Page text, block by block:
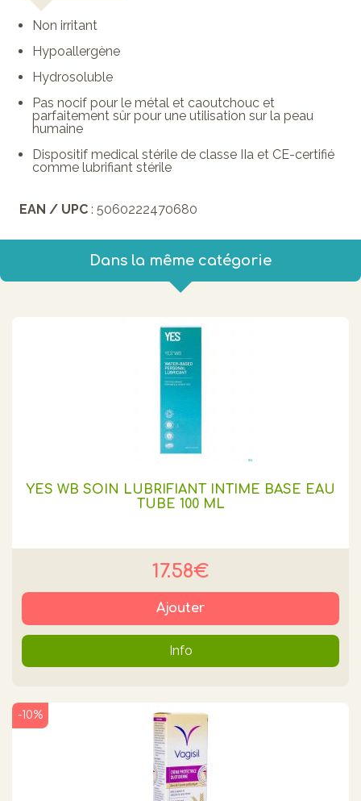
Non irritant
Hypoallergène
Hydrosoluble
Pas nocif pour le métal et caoutchouc et
parfaitement sûr pour une utilisation sur la peau
humaine
Dispositif medical stérile de classe IIa et CE-certifié
comme lubrifiant stérile
EAN / UPC : 5060222470680
Dans la même catégorie
YES WB SOIN LUBRIFIANT INTIME BASE EAU
TUBE 100 ML
17.58€
Ajouter
Info
-10%